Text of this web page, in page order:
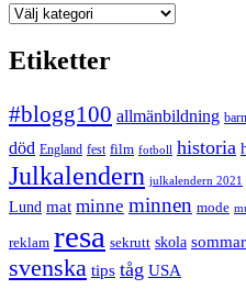
Kategorier
Etiketter
#blogg100 allmänbildning barn
död England fest film fotboll historia
Julkalendern julkalendern 2021
Lund mat minne minnen mode
reklam resa sekrutt skola sommar
svenska tips tåg USA